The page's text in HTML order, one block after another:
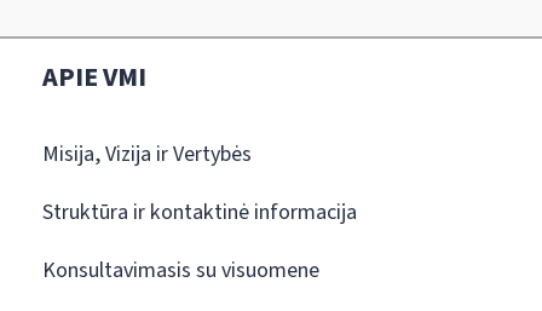
APIE VMI
Misija, Vizija ir Vertybės
Struktūra ir kontaktinė informacija
Konsultavimasis su visuomene